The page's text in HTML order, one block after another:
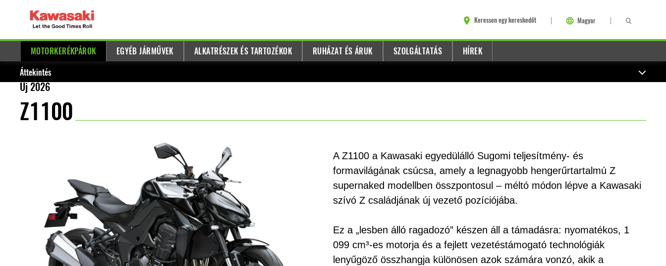
Keressen egy kereskedőt Magyar
MOTORKERÉKPÁROK EGYÉB JÁRMŰVEK ALKATRÉSZEK ÉS TARTOZÉKOK RUHÁZAT ÉS ÁRUK SZOLGÁLTATÁS HÍREK
Áttekintés
Új 2026
Z1100
A Z1100 a Kawasaki egyedülálló Sugomi teljesítmény- és
formavilágának csúcsa, amely a legnagyobb hengerűrtartalmú Z
supernaked modellben összpontosul – méltó módon lépve a Kawasaki
szívó Z családjának új vezető pozíciójába.
Ez a „lesben álló ragadozó” készen áll a támadásra: nyomatékos, 1
099 cm³-es motorja és a fejlett vezetéstámogató technológiák
lenyűgöző összhangja különösen azok számára vonzó, akik a